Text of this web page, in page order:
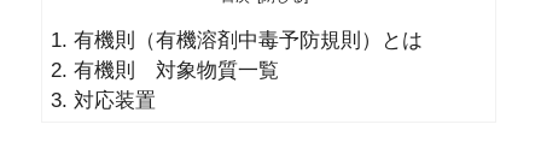
1. 有機則（有機溶剤中毒予防規則）とは
2. 有機則 対象物質一覧
3. 対応装置